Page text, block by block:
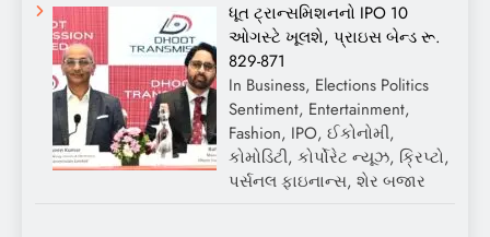
ધૂત ટ્રાન્સમિશનનો IPO 10
ઓગસ્ટે ખૂલશે, પ્રાઇસ બેન્ડ રૂ.
829-871
In Business, Elections Politics
Sentiment, Entertainment,
Fashion, IPO, ઈકોનોમી,
કોમોડિટી, કોર્પોરેટ ન્યૂઝ, ક્રિપ્ટો,
પર્સનલ ફાઇનાન્સ, શેર બજાર